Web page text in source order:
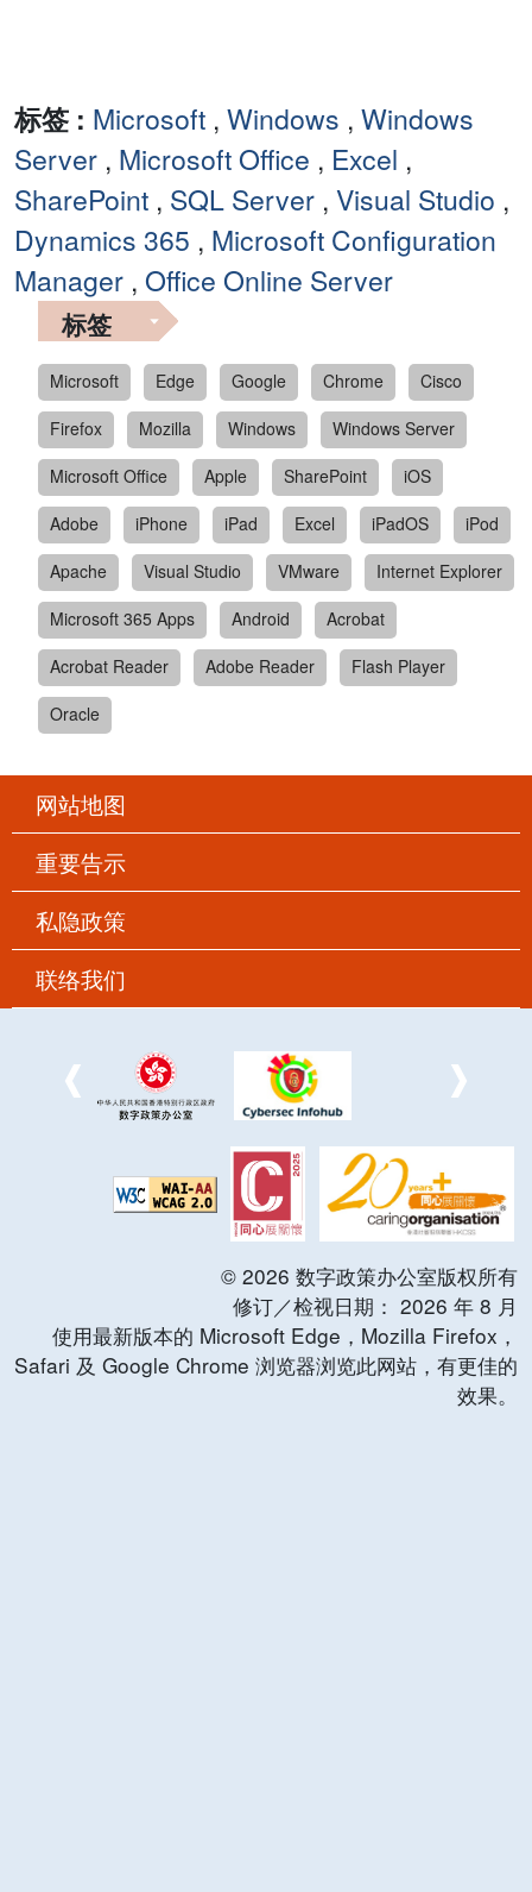
标签 : Microsoft , Windows , Windows
Server , Microsoft Office , Excel ,
SharePoint , SQL Server , Visual Studio ,
Dynamics 365 , Microsoft Configuration
Manager , Office Online Server
标签
Microsoft Edge Google Chrome
Cisco
Firefox
Mozilla Windows
Windows Server
Microsoft Office
Apple SharePoint
iOS
Adobe
iPhone iPad Excel iPadOS
iPod
Apache
Visual Studio VMware
Internet Explorer
Microsoft 365 Apps
Android
Acrobat
Acrobat Reader
Adobe Reader
Flash Player
Oracle
网站地图
重要告示
私隐政策
联络我们
© 2026 数字政策办公室版权所有
修订／检视日期： 2026 年 8 月
使用最新版本的 Microsoft Edge，Mozilla Firefox，
Safari 及 Google Chrome 浏览器浏览此网站，有更佳的
效果。